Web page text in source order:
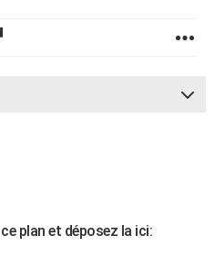
plan et déposez la ici: